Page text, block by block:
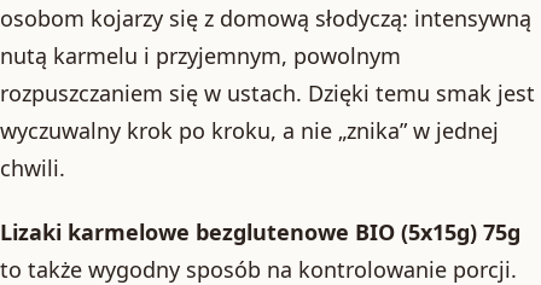
osobom kojarzy się z domową słodyczą: intensywną
nutą karmelu i przyjemnym, powolnym
rozpuszczaniem się w ustach. Dzięki temu smak jest
wyczuwalny krok po kroku, a nie „znika” w jednej
chwili.
Lizaki karmelowe bezglutenowe BIO (5x15g) 75g
to także wygodny sposób na kontrolowanie porcji.